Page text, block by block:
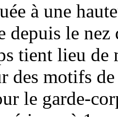
à une
depuis le
tient lieu de
des motifs
le garde-